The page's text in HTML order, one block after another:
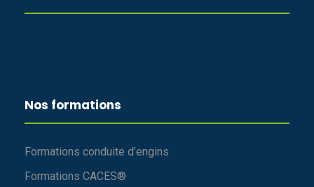
Nos formations
Formations conduite d’engins
Formations CACES®